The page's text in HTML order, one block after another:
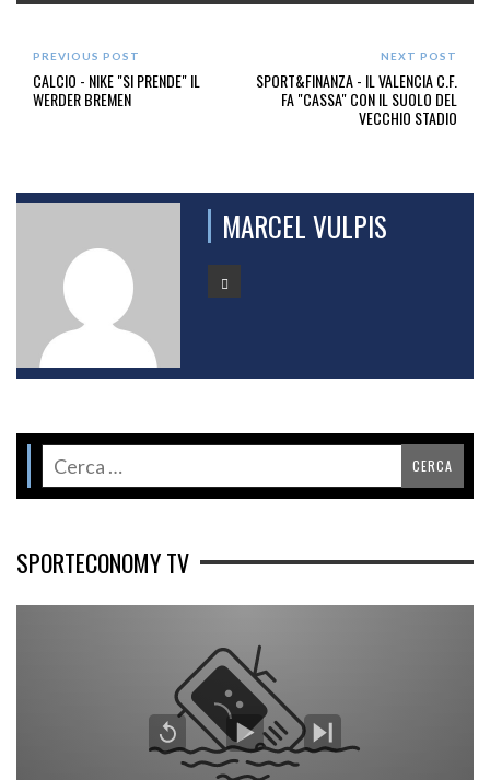
PREVIOUS POST
CALCIO - NIKE "SI PRENDE" IL
WERDER BREMEN
NEXT POST
SPORT&FINANZA - IL VALENCIA C.F.
FA "CASSA" CON IL SUOLO DEL
VECCHIO STADIO
MARCEL VULPIS
SPORTECONOMY TV